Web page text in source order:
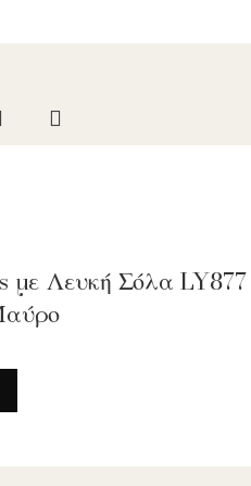
με Λευκή Σόλα LY877